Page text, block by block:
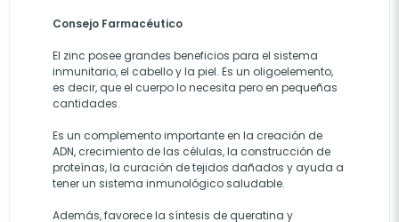
Consejo Farmacéutico
El zinc posee grandes beneficios para el sistema
inmunitario, el cabello y la piel. Es un oligoelemento,
es decir, que el cuerpo lo necesita pero en pequeñas
cantidades.
Es un complemento importante en la creación de
ADN, crecimiento de las células, la construcción de
proteínas, la curación de tejidos dañados y ayuda a
tener un sistema inmunológico saludable.
Además, favorece la síntesis de queratina y